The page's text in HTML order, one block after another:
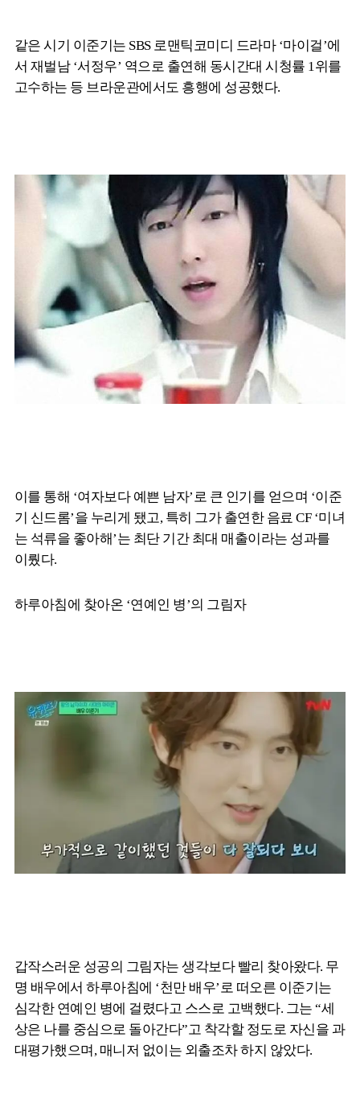
같은 시기 이준기는 SBS 로맨틱코미디 드라마 ‘마이걸’에
서 재벌남 ‘서정우’ 역으로 출연해 동시간대 시청률 1위를
고수하는 등 브라운관에서도 흥행에 성공했다.
이를 통해 ‘여자보다 예쁜 남자’로 큰 인기를 얻으며 ‘이준
기 신드롬’을 누리게 됐고, 특히 그가 출연한 음료 CF ‘미녀
는 석류을 좋아해’는 최단 기간 최대 매출이라는 성과를
이뤘다.
하루아침에 찾아온 ‘연예인 병’의 그림자
갑작스러운 성공의 그림자는 생각보다 빨리 찾아왔다. 무
명 배우에서 하루아침에 ‘천만 배우’로 떠오른 이준기는
심각한 연예인 병에 걸렸다고 스스로 고백했다. 그는 “세
상은 나를 중심으로 돌아간다”고 착각할 정도로 자신을 과
대평가했으며, 매니저 없이는 외출조차 하지 않았다.